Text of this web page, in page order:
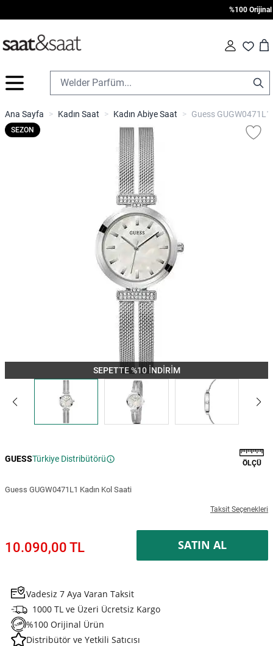
%100 Orijinal
Fav Cart
İçeriğe geç
Ana Sayfa > Kadın Saat > Kadın Abiye Saat > Guess
SEPETTE %10 İNDİRİM
SEZON
GUESSTürkiye Distribütörü ÖLÇÜ
Guess GUGW0471L1 Kadın Kol Saati
Taksit Seçenekleri
10.090,00 TL SATIN AL
Vadesiz 7 Aya Varan Taksit
1000 TL ve Üzeri Ücretsiz Kargo
%100 Orijinal Ürün
Distribütör ve Yetkili Satıcısı